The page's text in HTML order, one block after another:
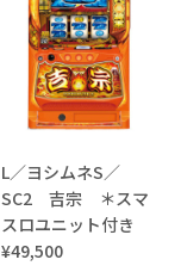
L／ヨシムネS／
SC2 吉宗 ＊スマ
スロユニット付き
¥49,500